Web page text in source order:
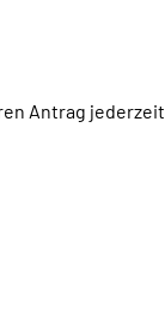
Antrag jederzeit